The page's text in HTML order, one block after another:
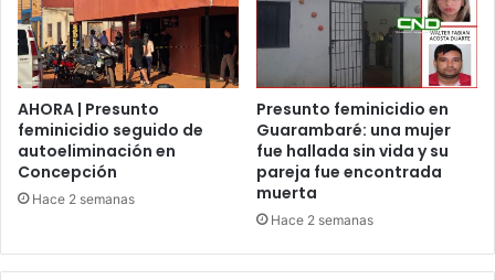
AHORA | Presunto
feminicidio seguido de
autoeliminación en
Concepción
Hace 2 semanas
Presunto feminicidio en
Guarambaré: una mujer
fue hallada sin vida y su
pareja fue encontrada
muerta
Hace 2 semanas